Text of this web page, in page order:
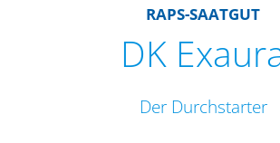
RAPS-SAATGUT
DK
Der Durchstarter